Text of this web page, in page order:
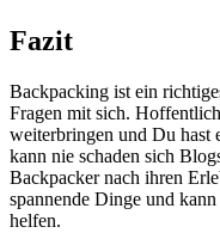
Fazit
Backpacking ist ein
Fragen mit sich.
weiterbringen und Du hast
kann nie schaden sich
Backpacker nach ihren
spannende Dinge und
helfen.